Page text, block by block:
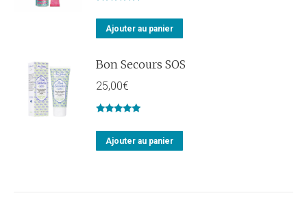
sur 5
Ajouter au panier
Bon Secours SOS
25,00€
sur 5
Ajouter au panier